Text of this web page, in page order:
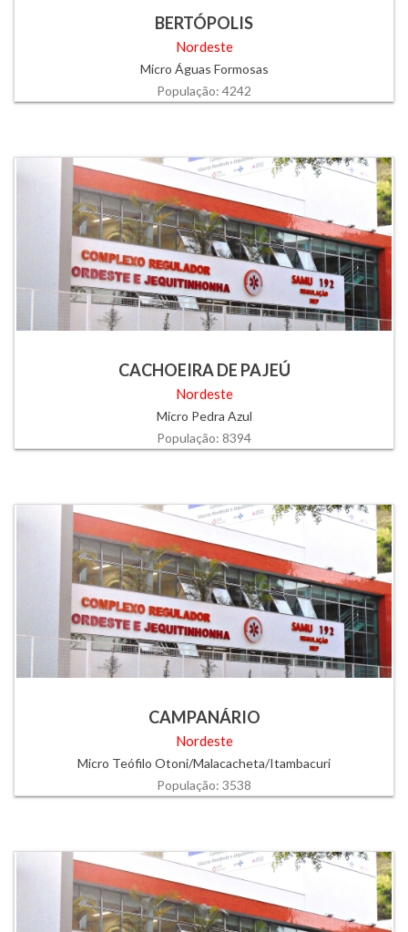
BERTÓPOLIS
Nordeste
Micro Águas Formosas
População: 4242
CACHOEIRA DE PAJEÚ
Nordeste
Micro Pedra Azul
População: 8394
CAMPANÁRIO
Nordeste
Micro Teófilo Otoni/Malacacheta/Itambacuri
População: 3538